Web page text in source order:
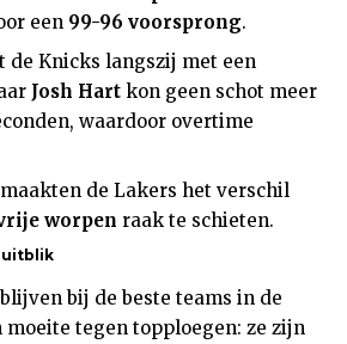
een 99-96 voorsprong.
de Knicks langszij met een
Josh Hart kon geen schot meer
waardoor overtime
de Lakers het verschil
worpen raak te schieten.
blijven bij de beste teams in de
moeite tegen topploegen: ze zijn